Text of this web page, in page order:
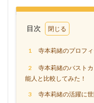
目次
1 寺本莉緒のプロフ
2
寺本莉緒のバスト
能人と比較してみた！
3 寺本莉緒の活躍に